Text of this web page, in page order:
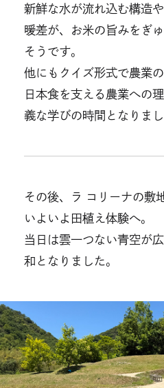
新鮮な水が流れ込む構造
暖差が、お米の旨みをぎ
そうです。
他にもクイズ形式で農業
日本食を支える農業への
義な学びの時間となりまし
その後、ラ コリーナの敷
いよいよ田植え体験へ。
当日は雲一つない青空が
和となりました。